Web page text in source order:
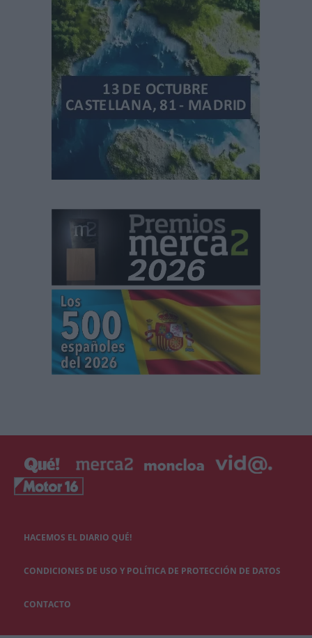
HACEMOS EL DIARIO QUÉ!
CONDICIONES DE USO Y POLÍTICA DE PROTECCIÓN DE DATOS
CONTACTO